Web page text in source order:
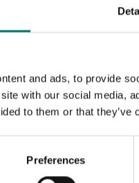
and ads, to provide
with our social media,
to them or that
Preferences